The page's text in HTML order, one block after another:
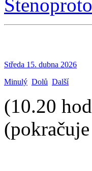
Středa 15. dubna 2026
Minulý Dolů Další
(10.20